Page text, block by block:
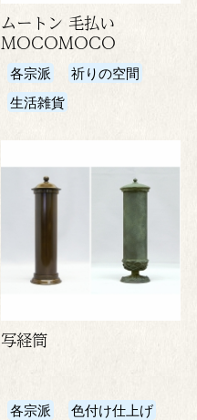
ムートン 毛払い
MOCOMOCO
各宗派
祈りの空間
生活雑貨
写経筒
各宗派
色付け仕上げ